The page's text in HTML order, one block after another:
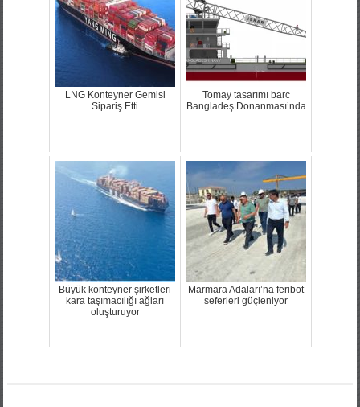
LNG Konteyner Gemisi
Sipariş Etti
Bangladeş Donanması’nda
Büyük konteyner şirketleri
kara taşımacılığı ağları
oluşturuyor
Marmara Adaları’na feribot
seferleri güçleniyor